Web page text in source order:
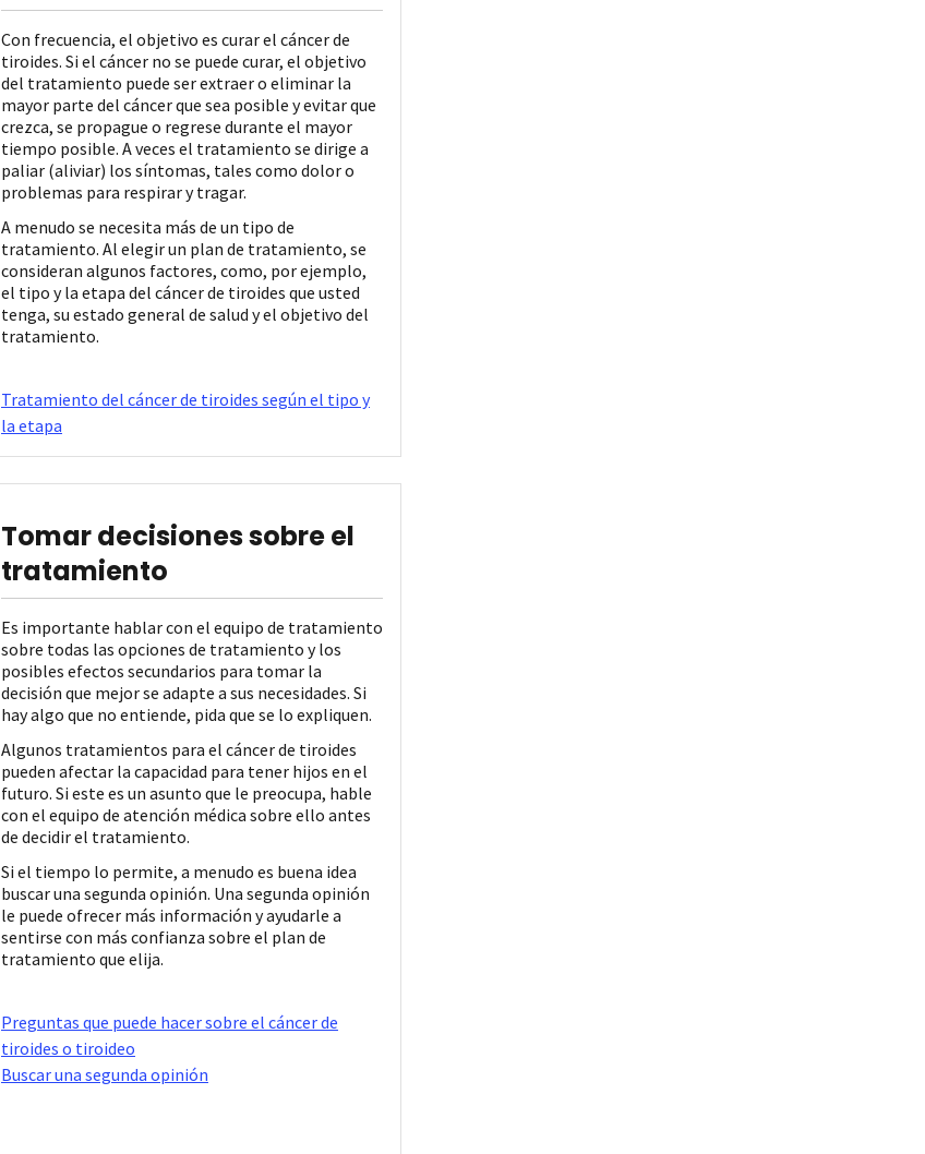
Con frecuencia, el objetivo es curar el cáncer de
tiroides. Si el cáncer no se puede curar, el objetivo
del tratamiento puede ser extraer o eliminar la
mayor parte del cáncer que sea posible y evitar que
crezca, se propague o regrese durante el mayor
tiempo posible. A veces el tratamiento se dirige a
paliar (aliviar) los síntomas, tales como dolor o
problemas para respirar y tragar.
A menudo se necesita más de un tipo de
tratamiento. Al elegir un plan de tratamiento, se
consideran algunos factores, como, por ejemplo,
el tipo y la etapa del cáncer de tiroides que usted
tenga, su estado general de salud y el objetivo del
tratamiento.
Tratamiento del cáncer de tiroides según el tipo y
la etapa
Tomar decisiones sobre el
tratamiento
Es importante hablar con el equipo de tratamiento
sobre todas las opciones de tratamiento y los
posibles efectos secundarios para tomar la
decisión que mejor se adapte a sus necesidades. Si
hay algo que no entiende, pida que se lo expliquen.
Algunos tratamientos para el cáncer de tiroides
pueden afectar la capacidad para tener hijos en el
futuro. Si este es un asunto que le preocupa, hable
con el equipo de atención médica sobre ello antes
de decidir el tratamiento.
Si el tiempo lo permite, a menudo es buena idea
buscar una segunda opinión. Una segunda opinión
le puede ofrecer más información y ayudarle a
sentirse con más confianza sobre el plan de
tratamiento que elija.
Preguntas que puede hacer sobre el cáncer de
tiroides o tiroideo
Buscar una segunda opinión